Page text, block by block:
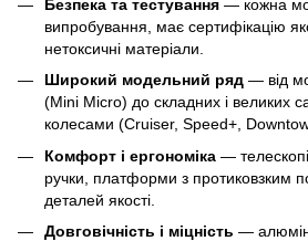
Безпека та тестування — кожна
випробування, має сертифікацію
нетоксичні матеріали.
Широкий модельний ряд — від
(Mini Micro) до складних і великих
колесами (Cruiser, Speed+,
Комфорт і ергономіка —
ручки, платформи з протиковзким
деталей якості.
Довговічність і міцність —